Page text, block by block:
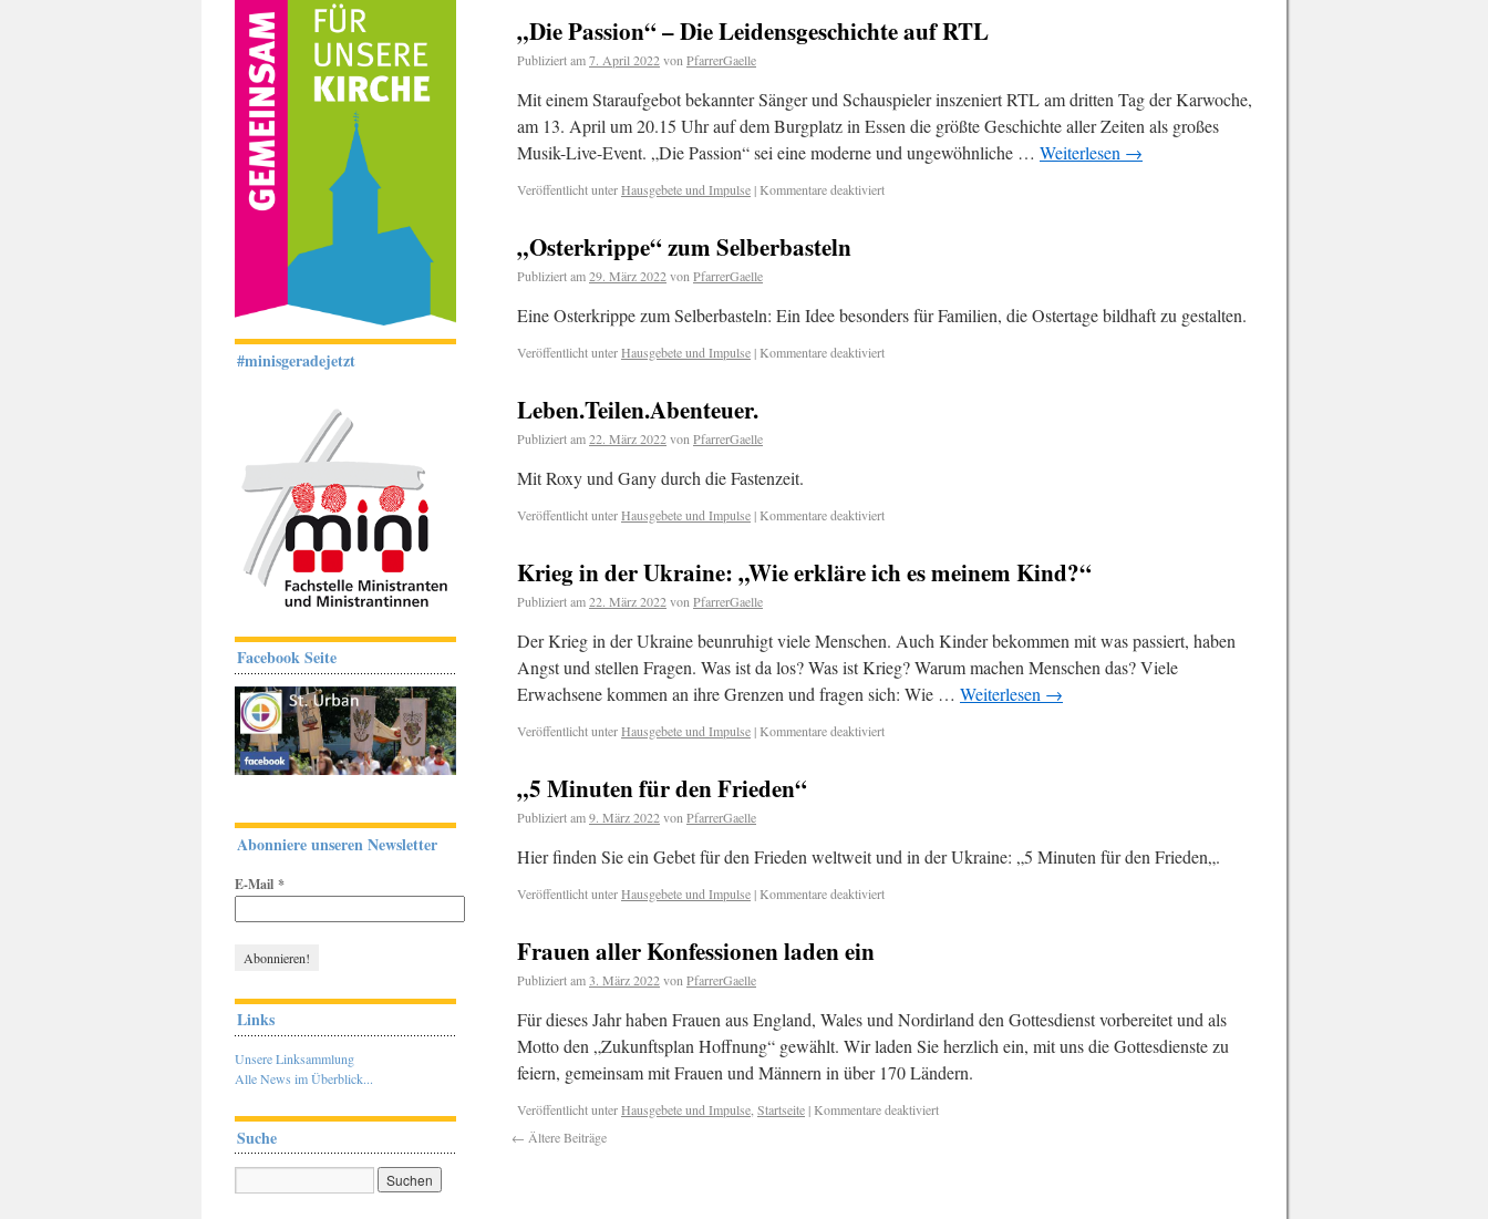
„Die Passion“ – Die Leidensgeschichte auf RTL
Publiziert am7. April 2022von PfarrerGaelle
Mit einem Staraufgebot bekannter Sänger und Schauspieler inszeniert RTL am dritten Tag der Karwoche,
am 13. April um 20.15 Uhr auf dem Burgplatz in Essen die größte Geschichte aller Zeiten als großes
Musik-Live-Event. „Die Passion“ sei eine moderne und ungewöhnliche … Weiterlesen →
Veröffentlicht unterHausgebete und Impulse| Kommentare deaktiviert
„Osterkrippe“ zum Selberbasteln
Publiziert am29. März 2022von PfarrerGaelle
Eine Osterkrippe zum Selberbasteln: Ein Idee besonders für Familien, die Ostertage bildhaft zu gestalten.
Veröffentlicht unterHausgebete und Impulse| Kommentare deaktiviert
Leben.Teilen.Abenteuer.
Publiziert am22. März 2022von PfarrerGaelle
Mit Roxy und Gany durch die Fastenzeit.
Veröffentlicht unterHausgebete und Impulse| Kommentare deaktiviert
Krieg in der Ukraine: „Wie erkläre ich es meinem Kind?“
Publiziert am22. März 2022von PfarrerGaelle
Der Krieg in der Ukraine beunruhigt viele Menschen. Auch Kinder bekommen mit was passiert, haben
Angst und stellen Fragen. Was ist da los? Was ist Krieg? Warum machen Menschen das? Viele
Erwachsene kommen an ihre Grenzen und fragen sich: Wie … Weiterlesen →
Veröffentlicht unterHausgebete und Impulse| Kommentare deaktiviert
„5 Minuten für den Frieden“
Publiziert am9. März 2022von PfarrerGaelle
Hier finden Sie ein Gebet für den Frieden weltweit und in der Ukraine: „5 Minuten für den Frieden„.
Veröffentlicht unterHausgebete und Impulse| Kommentare deaktiviert
Frauen aller Konfessionen laden ein
Publiziert am3. März 2022von PfarrerGaelle
Für dieses Jahr haben Frauen aus England, Wales und Nordirland den Gottesdienst vorbereitet und als
Motto den „Zukunftsplan Hoffnung“ gewählt. Wir laden Sie herzlich ein, mit uns die Gottesdienste zu
feiern, gemeinsam mit Frauen und Männern in über 170 Ländern.
Veröffentlicht unterHausgebete und Impulse Startseite| Kommentare deaktiviert
← Ältere Beiträge
#minisgeradejetzt
Facebook Seite
Abonniere unseren Newsletter
E-Mail *
Links
Unsere Linksammlung
Alle News im Überblick...
Suche